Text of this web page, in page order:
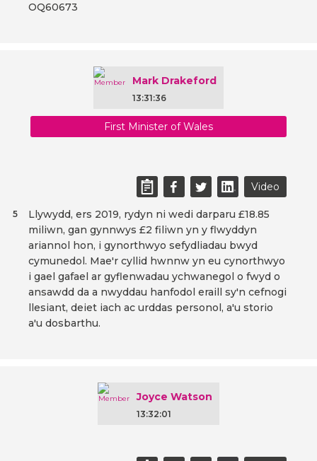
OQ60673
Mark Drakeford
13:31:36
First Minister of Wales
Video
Llywydd, ers 2019, rydyn ni wedi darparu £18.85
miliwn, gan gynnwys £2 filiwn yn y flwyddyn
ariannol hon, i gynorthwyo sefydliadau bwyd
cymunedol. Mae'r cyllid hwnnw yn eu cynorthwyo
i gael gafael ar gyflenwadau ychwanegol o fwyd o
ansawdd da a nwyddau hanfodol eraill sy'n cefnogi
llesiant, deiet iach ac urddas personol, a'u storio
a'u dosbarthu.
5
Joyce Watson
13:32:01